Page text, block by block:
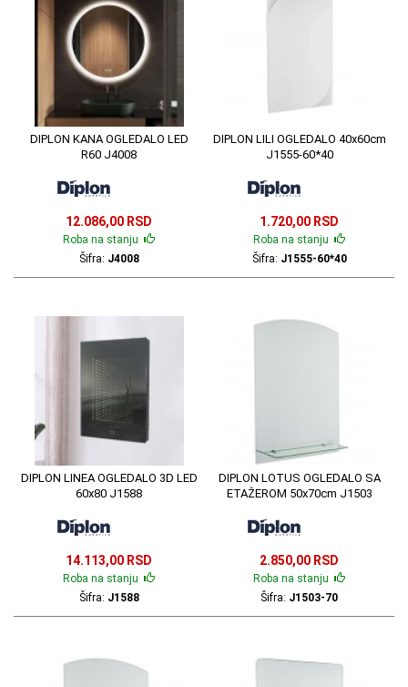
DIPLON KANA OGLEDALO LED
R60 J4008
12.086,00 RSD
Roba na stanju
Šifra: J4008
DIPLON LILI OGLEDALO 40x60cm
J1555-60*40
1.720,00 RSD
Roba na stanju
Šifra: J1555-60*40
DIPLON LINEA OGLEDALO 3D LED
60x80 J1588
14.113,00 RSD
Roba na stanju
Šifra: J1588
DIPLON LOTUS OGLEDALO SA
ETAŽEROM 50x70cm J1503
2.850,00 RSD
Roba na stanju
Šifra: J1503-70